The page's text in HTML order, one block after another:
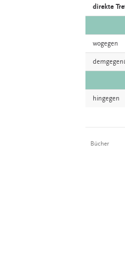
direkte
wogegen
hingegen
Bücher